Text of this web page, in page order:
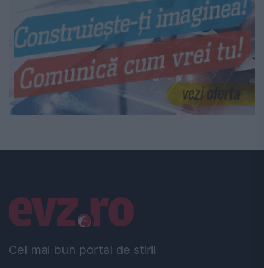
Cel mai bun portal de stiri!
Linkuri utile